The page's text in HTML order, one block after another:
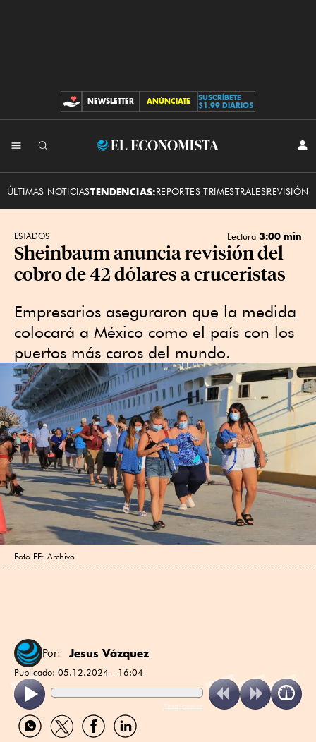
CONTRIBUCIONES
NEWSLETTER ANÚNCIATE
SUSCRÍBETE
$1.99 DIARIOS
El
ÚLTIMAS NOTICIASTENDENCIAS:REPORTES TRIMESTRALESREVISIÓN
ESTADOS Lectura 3:00 min
Sheinbaum anuncia revisión del
cobro de 42 dólares a cruceristas
Empresarios aseguraron que la medida
colocará a México como el país con los
puertos más caros del mundo.
Foto EE: Archivo
Por: Jesus Vázquez
Publicado: 05.12.2024 - 16:04
ReadSpeaker
Compartir
por
Compartir
por
Compartir
por
Compartir
por